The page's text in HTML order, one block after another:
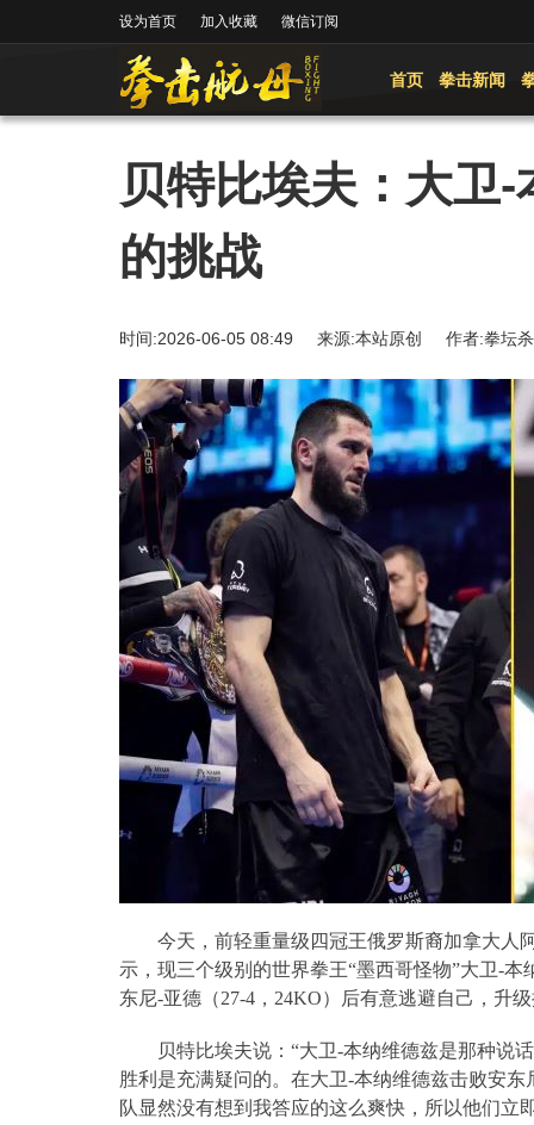
设为首页 加入收藏 微信订阅
首页 拳击新闻
贝特比埃夫：大卫
的挑战
时间:2026-06-05 08:49 来源:本站原创 作者:拳
今天，前轻重量级四冠王俄罗斯裔加拿大人
示，现三个级别的世界拳王“墨西哥怪物”大卫-本
东尼-亚德（27-4 ， 24KO）后有意逃避自己，升
贝特比埃夫说：“大卫-本纳维德兹是那种说
胜利是充满疑问的。在大卫-本纳维德兹击败安东
队显然没有想到我答应的这么爽快，所以他们立